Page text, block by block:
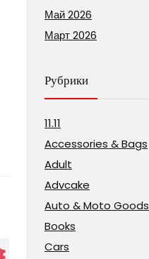
Май 2026
Март 2026
Рубрики
11.11
Accessories & Bags
Adult
Advcake
Auto & Moto Goods
Books
Cars